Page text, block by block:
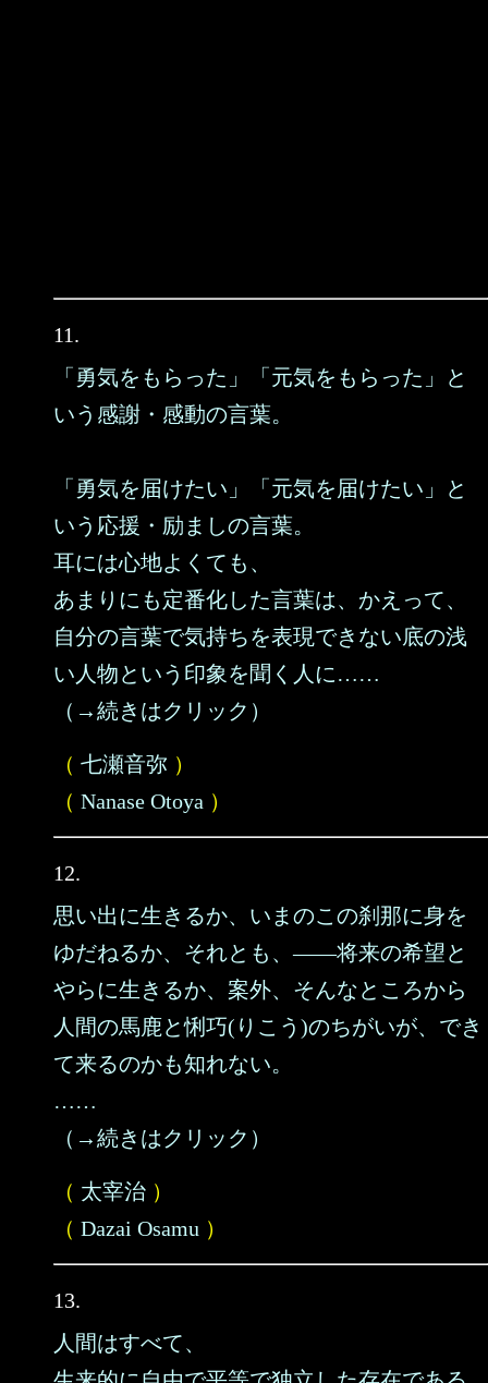
11.
「勇気をもらった」「元気をもらった」と
いう感謝・感動の言葉。
「勇気を届けたい」「元気を届けたい」と
いう応援・励ましの言葉。
耳には心地よくても、
あまりにも定番化した言葉は、かえって、
自分の言葉で気持ちを表現できない底の浅
い人物という印象を聞く人に……
（→続きはクリック）
（ 七瀬音弥 ）
（ Nanase Otoya ）
12.
思い出に生きるか、いまのこの刹那に身を
ゆだねるか、それとも、――将来の希望と
やらに生きるか、案外、そんなところから
人間の馬鹿と悧巧(りこう)のちがいが、でき
て来るのかも知れない。
……
（→続きはクリック）
（ 太宰治 ）
（ Dazai Osamu ）
13.
人間はすべて、